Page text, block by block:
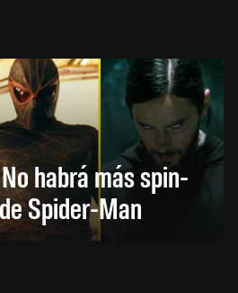
habrá más spin-
Spider-Man